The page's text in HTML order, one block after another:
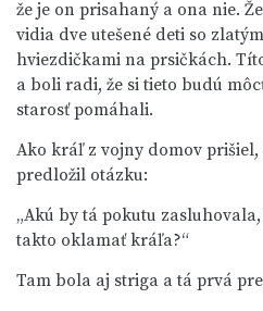
že je on prisahaný a ona nie.
vidia dve utešené deti so
hviezdičkami na prsičkách.
a boli radi, že si tieto budú
starosť pomáhali.
Ako kráľ z vojny domov
predložil otázku:
„Akú by tá pokutu
takto oklamať kráľa?“
Tam bola aj striga a tá prvá